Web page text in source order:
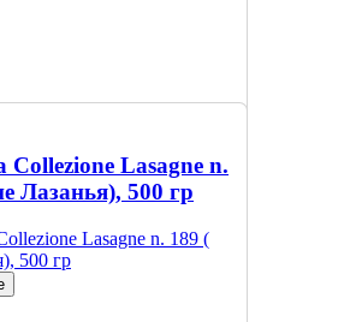
Lasagne n.
Лазанья), 500 гр